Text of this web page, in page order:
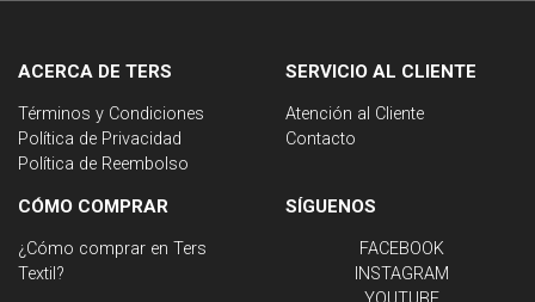
ACERCA DE TERS
Términos y Condiciones
Política de Privacidad
Política de Reembolso
SERVICIO AL CLIENTE
Atención al Cliente
Contacto
CÓMO COMPRAR
¿Cómo comprar en Ters
Textil?
SÍGUENOS
FACEBOOK
INSTAGRAM